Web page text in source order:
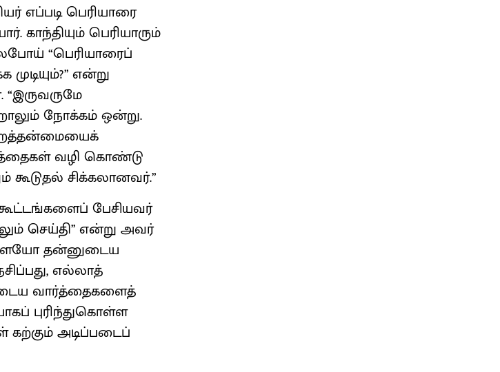
எப்படி பெரியாரை
காந்தியும் பெரியாரும்
“பெரியாரைப்
என்று
நோக்கம் ஒன்று.
வழி கொண்டு
கூடுதல் சிக்கலானவர்.”
பேசியவர்
செய்தி’’ என்று அவர்
தன்னுடைய
எல்லாத்
வார்த்தைகளைத்
புரிந்துகொள்ள
கற்கும் அடிப்படைப்